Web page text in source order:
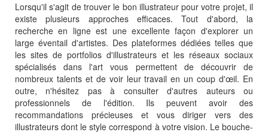
Lorsqu'il s'agit de trouver le bon illustrateur pour votre projet, il
existe plusieurs approches efficaces. Tout d'abord, la
recherche en ligne est une excellente façon d'explorer un
large éventail d'artistes. Des plateformes dédiées telles que
les sites de portfolios d'illustrateurs et les réseaux sociaux
spécialisés dans l'art vous permettent de découvrir de
nombreux talents et de voir leur travail en un coup d'œil. En
outre, n'hésitez pas à consulter d'autres auteurs ou
professionnels de l'édition. Ils peuvent avoir des
recommandations précieuses et vous diriger vers des
illustrateurs dont le style correspond à votre vision. Le bouche-